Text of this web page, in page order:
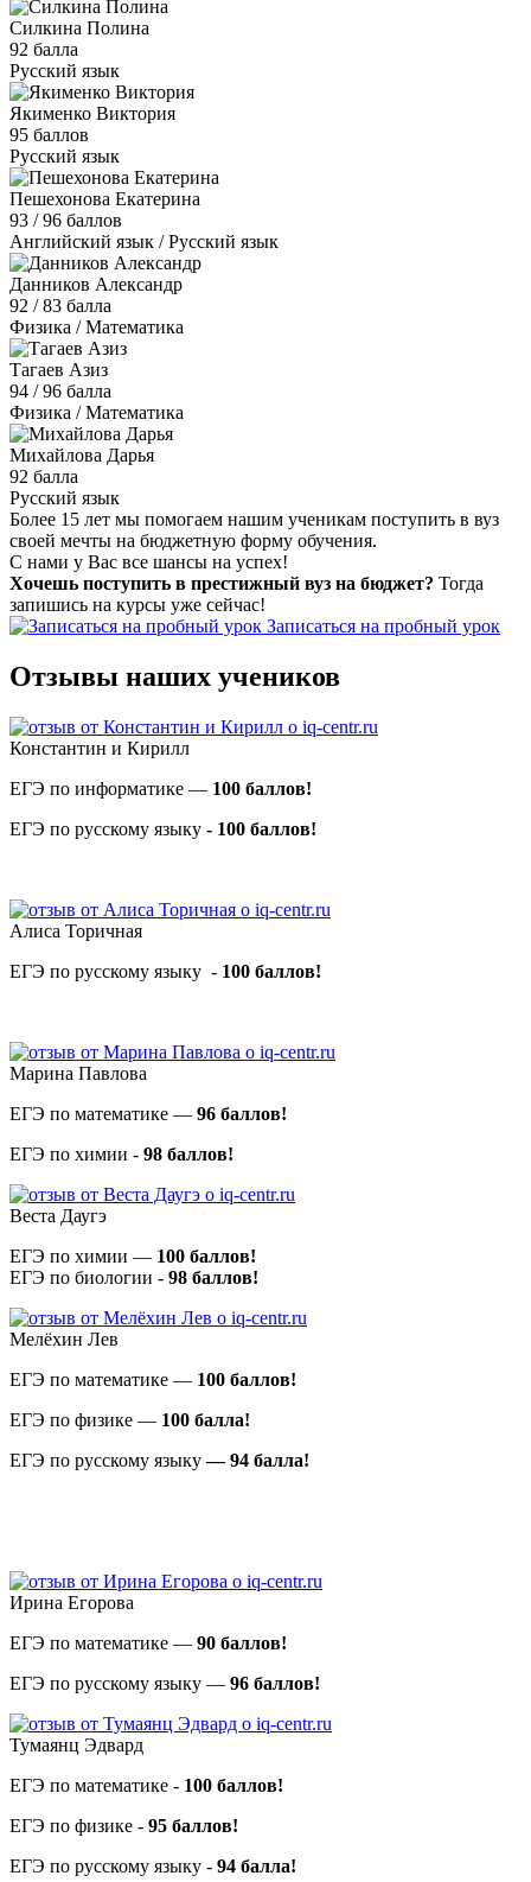
Силкина Полина
92 балла
Русский язык
Якименко Виктория
95 баллов
Русский язык
Пешехонова Екатерина
93 / 96 баллов
Английский язык / Русский язык
Данников Александр
92 / 83 балла
Физика / Математика
Тагаев Азиз
94 / 96 балла
Физика / Математика
Михайлова Дарья
92 балла
Русский язык
Более 15 лет мы помогаем нашим ученикам поступить в вуз
своей мечты на бюджетную форму обучения.
С нами у Вас все шансы на успех!
Хочешь поступить в престижный вуз на бюджет? Тогда
запишись на курсы уже сейчас!
Записаться на пробный урок
Отзывы наших учеников
Константин и Кирилл
ЕГЭ по информатике — 100 баллов!
ЕГЭ по русскому языку - 100 баллов!
Алиса Торичная
ЕГЭ по русскому языку - 100 баллов!
Марина Павлова
ЕГЭ по математике — 96 баллов!
ЕГЭ по химии - 98 баллов!
Веста Даугэ
ЕГЭ по химии — 100 баллов!
ЕГЭ по биологии - 98 баллов!
Мелёхин Лев
ЕГЭ по математике — 100 баллов!
ЕГЭ по физике — 100 балла!
ЕГЭ по русскому языку— 94 балла!
Ирина Егорова
ЕГЭ по математике — 90 баллов!
ЕГЭ по русскому языку — 96 баллов!
Тумаянц Эдвард
ЕГЭ по математике - 100 баллов!
ЕГЭ по физике - 95 баллов!
ЕГЭ по русскому языку - 94 балла!